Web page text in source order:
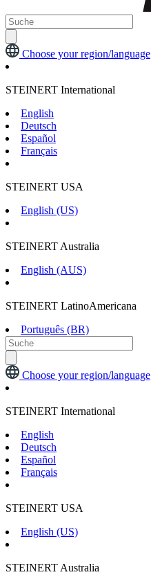
Choose your region/language
STEINERT International
English
Deutsch
Español
Français
STEINERT USA
English (US)
STEINERT Australia
English (AUS)
STEINERT LatinoAmericana
Português (BR)
Choose your region/language
STEINERT International
English
Deutsch
Español
Français
STEINERT USA
English (US)
STEINERT Australia